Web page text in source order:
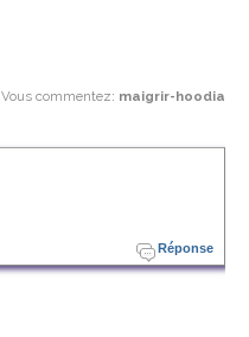
Vous commentez: maigrir-hoodia
Réponse